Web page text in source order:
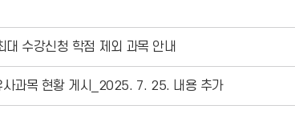
수강신청 학점 제외 과목 안내
과목 현황 게시_2025. 7. 25. 내용 추가